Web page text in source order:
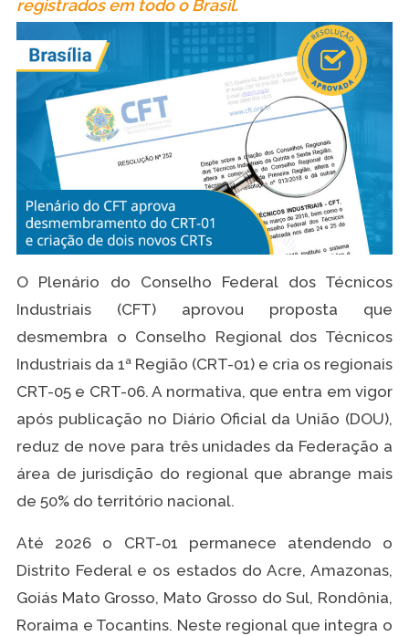
registrados em todo o Brasil.
O Plenário do Conselho Federal dos Técnicos
Industriais (CFT) aprovou proposta que
desmembra o Conselho Regional dos Técnicos
Industriais da 1ª Região (CRT-01) e cria os regionais
CRT-05 e CRT-06. A normativa, que entra em vigor
após publicação no Diário Oficial da União (DOU),
reduz de nove para três unidades da Federação a
área de jurisdição do regional que abrange mais
de 50% do território nacional.
Até 2026 o CRT-01 permanece atendendo o
Distrito Federal e os estados do Acre, Amazonas,
Goiás Mato Grosso, Mato Grosso do Sul, Rondônia,
Roraima e Tocantins. Neste regional que integra o